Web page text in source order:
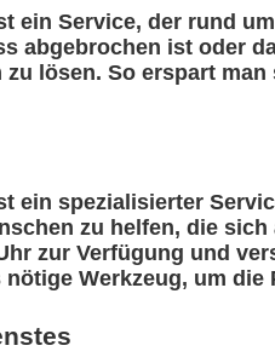
ein Service, der rund
abgebrochen ist oder
lösen. So erspart
ein spezialisierter
zu helfen, die
zur Verfügung und
Werkzeug, um die